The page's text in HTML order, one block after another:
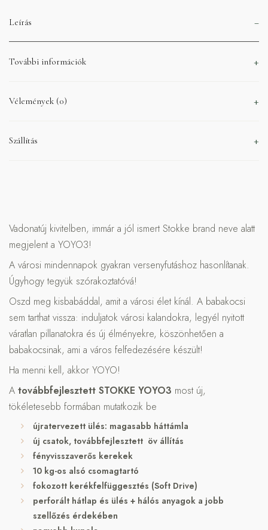
Leírás
További információk
Vélemények (0)
Szállítás
Vadonatúj kivitelben, immár a jól ismert Stokke brand neve alatt
megjelent a YOYO3!
A városi mindennapok gyakran versenyfutáshoz hasonlítanak.
Úgyhogy tegyük szórakoztatóvá!
Oszd meg kisbabáddal, amit a városi élet kínál. A babakocsi
sem tarthat vissza: induljatok városi kalandokra, legyél nyitott
váratlan pillanatokra és új élményekre, köszönhetően a
babakocsinak, ami a város felfedezésére készült!
Ha menni kell, akkor YOYO!
A továbbfejlesztett STOKKE YOYO3 most új,
tökéletesebb formában mutatkozik be
újratervezett ülés: magasabb háttámla
új csatok, továbbfejlesztett öv állítás
fényvisszaverős kerekek
10 kg-os alsó csomagtartó
fokozott kerékfelfüggesztés (Soft Drive)
perforált hátlap és ülés + hálós anyagok a jobb
szellőzés érdekében